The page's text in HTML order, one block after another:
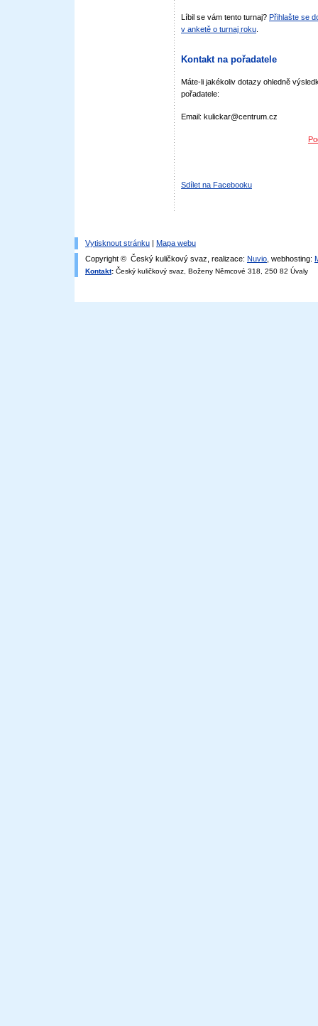
Líbil se vám tento turnaj? Přihlašte se
v anketě o turnaj roku
Kontakt na pořadatele
Máte-li jakékoliv dotazy ohledně
pořadatele:
Email: kulickar@centrum.cz
Sdílet na Facebooku
Vytisknout stránku | Mapa webu
Copyright © Český kuličkový svaz, realizace: Nuvio , webhosting:
Kontakt: Český kuličkový svaz, Boženy Němcové 318, 250 82 Úvaly